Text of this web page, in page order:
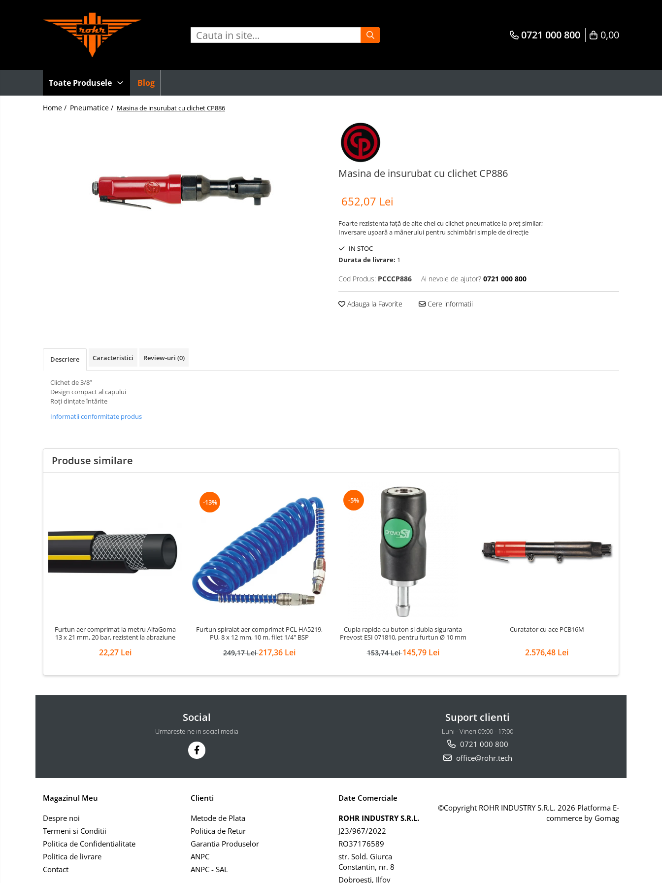
Toate Produsele
Cuple rapide pneumatice
Furtunuri pneumatice
Lame pentru clesti pneumatici
Masini de insurubat cu clichet
Motoare pneumatice
Pistoale de umflat roti
Pistoale de vopsit
Polizoare drepte
Polizoare unghiulare pneumatice
Slefuitoare pneumatice
Surubelnite pneumatice
Cricuri pentru autovehicule grele
Cricuri pneumatico-hidraulice
Mașini de dejantat profesionale
profesionale
0721 000 800 0,00
Toate Produsele Blog
Home / Pneumatice / Masina de insurubat cu clichet CP886
Masina de insurubat cu clichet CP886
652,07 Lei
Foarte rezistenta față de alte chei cu clichet pneumatice la preț similar;
Inversare ușoară a mânerului pentru schimbări simple de direcție
IN STOC
Durata de livrare: 1
Cod Produs: PCCCP886 Ai nevoie de ajutor? 0721 000 800
Adauga la Favorite Cere informatii
Descriere Caracteristici Review-uri (0)
Clichet de 3/8”
Design compact al capului
Roți dințate întărite
Informatii conformitate produs
Produse similare
Furtun aer comprimat la metru AlfaGoma
13 x 21 mm, 20 bar, rezistent la abraziune
22,27 Lei
-13%
Furtun spiralat aer comprimat PCL HA5219,
PU, 8 x 12 mm, 10 m, filet 1/4" BSP
249,17 Lei217,36 Lei
-5%
Cupla rapida cu buton si dubla siguranta
Prevost ESI 071810, pentru furtun Ø 10 mm
153,74 Lei145,79 Lei
Curatator cu ace PCB16M
2.576,48 Lei
Social
Urmareste-ne in social media
Suport clienti
Luni - Vineri 09:00 - 17:00
0721 000 800
office@rohr.tech
Magazinul Meu
Despre noi
Termeni si Conditii
Politica de Confidentialitate
Politica de livrare
Contact
Clienti
Metode de Plata
Politica de Retur
Garantia Produselor
ANPC
ANPC - SAL
Date Comerciale
ROHR INDUSTRY S.R.L.
J23/967/2022
RO37176589
str. Sold. Giurca
Constantin, nr. 8
Dobroesti, Ilfov
©Copyright ROHR INDUSTRY S.R.L. 2026 Platforma E-
commerce by Gomag